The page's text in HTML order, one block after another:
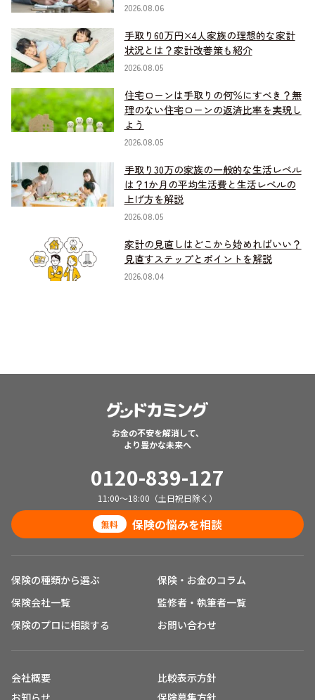
2026.08.06
手取り60万円×4人家族の理想的な家計
状況とは？家計改善策も紹介
2026.08.05
住宅ローンは手取りの何％にすべき？無
理のない住宅ローンの返済比率を実現し
よう
2026.08.05
手取り30万の家族の一般的な生活レベル
は？1か月の平均生活費と生活レベルの
上げ方を解説
2026.08.05
家計の見直しはどこから始めればいい？
見直すステップとポイントを解説
2026.08.04
お金の不安を解消して、
より豊かな未来へ
0120-839-127
11:00～18:00（土日祝日除く）
無料 保険の悩みを相談
保険の種類から選ぶ
保険会社一覧
保険のプロに相談する
保険・お金のコラム
監修者・執筆者一覧
お問い合わせ
会社概要
お知らせ
比較表示方針
保険募集方針